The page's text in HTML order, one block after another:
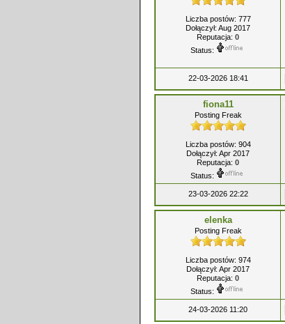
Liczba postów: 777
Dołączył: Aug 2017
Reputacja: 0
Status:
22-03-2026 18:41
fiona11
Posting Freak
Liczba postów: 904
Dołączył: Apr 2017
Reputacja: 0
Status:
23-03-2026 22:22
elenka
Posting Freak
Liczba postów: 974
Dołączył: Apr 2017
Reputacja: 0
Status:
24-03-2026 11:20